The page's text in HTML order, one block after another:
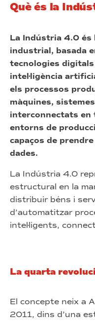
Què és la
La Indústria 4.0 és
industrial, basada
tecnologies
intel·ligència
els processos
màquines,
interconnectats en
entorns de
capaços de
dades.
La Indústria 4.0
estructural en la
distribuir béns i
d’automatitzar
intel·ligents,
La quarta
El concepte neix a
2011, dins d’una